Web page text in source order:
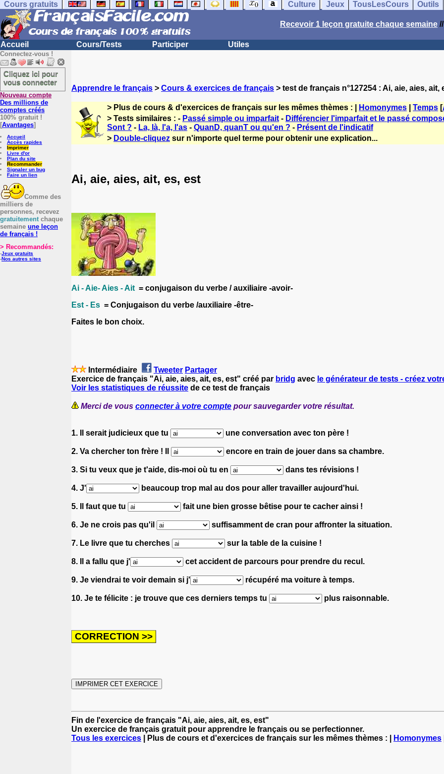
Cours gratuits Culture Jeux TousLesCours Outils
Recevoir 1 leçon gratuite chaque semaine //
Accueil Cours/Tests Participer Utiles
Connectez-vous !
Cliquez ici pour
vous connecter
Nouveau compte
Des millions de
comptes créés
100% gratuit !
[Avantages]
Accueil
Accès rapides
Imprimer
Livre d'or
Plan du site
Recommander
Signaler un bug
Faire un lien
Comme des
milliers de
personnes, recevez
gratuitementchaque
semaine une leçon
de français !
> Recommandés:
-Jeux gratuits
-Nos autres sites
Apprendre le français > Cours & exercices de français > test de français n°127254 : Ai, aie, aies, ait,
> Plus de cours & d'exercices de français sur les mêmes thèmes : | Homonymes Temps [
> Tests similaires : - Passé simple ou imparfait - Différencier l'imparfait et le passé
Sont ? - La, là, l'a, l'as - QuanD, quanT ou qu'en ? - Présent de l'indicatif
> Double-cliquez sur n'importe quel terme pour obtenir une explication...
Ai, aie, aies, ait, es, est
Ai - Aie- Aies - Ait = conjugaison du verbe / auxiliaire -avoir-
Est - Es = Conjugaison du verbe /auxiliaire -être-
Faites le bon choix.
Intermédiaire Tweeter Partager
Exercice de français "Ai, aie, aies, ait, es, est" créé par bridg avec le générateur de tests - créez
Voir les statistiques de réussite de ce test de français
Merci de vous connecter à votre compte pour sauvegarder votre résultat.
1. Il serait judicieux que tu une conversation avec ton père !
2. Va chercher ton frère ! Il encore en train de jouer dans sa chambre.
3. Si tu veux que je t'aide, dis-moi où tu en dans tes révisions !
4. J' beaucoup trop mal au dos pour aller travailler aujourd'hui.
5. Il faut que tu fait une bien grosse bêtise pour te cacher ainsi !
6. Je ne crois pas qu'il suffisamment de cran pour affronter la situation.
7. Le livre que tu cherches sur la table de la cuisine !
8. Il a fallu que j' cet accident de parcours pour prendre du recul.
9. Je viendrai te voir demain si j' récupéré ma voiture à temps.
10. Je te félicite : je trouve que ces derniers temps tu plus raisonnable.
Fin de l'exercice de français "Ai, aie, aies, ait, es, est"
Un exercice de français gratuit pour apprendre le français ou se perfectionner.
Tous les exercices | Plus de cours et d'exercices de français sur les mêmes thèmes : | Homonymes